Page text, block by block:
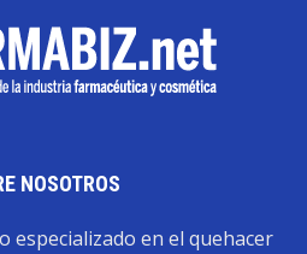
NOSOTROS
especializado en el quehacer